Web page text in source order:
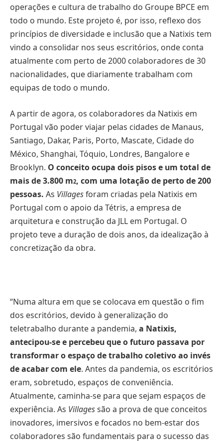
operações e cultura de trabalho do Groupe BPCE em
todo o mundo. Este projeto é, por isso, reflexo dos
princípios de diversidade e inclusão que a Natixis tem
vindo a consolidar nos seus escritórios, onde conta
atualmente com perto de 2000 colaboradores de 30
nacionalidades, que diariamente trabalham com
equipas de todo o mundo.
A partir de agora, os colaboradores da Natixis em
Portugal vão poder viajar pelas cidades de Manaus,
Santiago, Dakar, Paris, Porto, Mascate, Cidade do
México, Shanghai, Tóquio, Londres, Bangalore e
Brooklyn. O conceito ocupa dois pisos e um total de
mais de 3.800 m2, com uma lotação de perto de 200
pessoas. As Villagesforam criadas pela Natixis em
Portugal com o apoio da Tétris, a empresa de
arquitetura e construção da JLL em Portugal. O
projeto teve a duração de dois anos, da idealização à
concretização da obra.
“Numa altura em que se colocava em questão o fim
dos escritórios, devido à generalização do
teletrabalho durante a pandemia, a Natixis,
antecipou-se e percebeu que o futuro passava por
transformar o espaço de trabalho coletivo ao invés
de acabar com ele. Antes da pandemia, os escritórios
eram, sobretudo, espaços de conveniência.
Atualmente, caminha-se para que sejam espaços de
experiência. As Villagessão a prova de que conceitos
inovadores, imersivos e focados no bem-estar dos
colaboradores são fundamentais para o sucesso das